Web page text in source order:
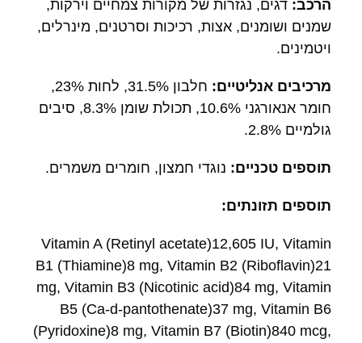
הרכב: דגים, נגזרות של מקורות צמחיים וירקות,
שמנים ושומנים, אצות, רכיכות וסרטנים, מינרלים,
ויטמינים.
מרכיבים אנליטיים:
חלבון 31.5%, לחות 23%,
חומר אנאורגני 10.6%, תכולת שומן 8.3%, סיבים
גולמיים 2.8%.
תוספים טכניים: נוגדי חמצון, חומרים משמרים.
תוספים תזונתים:
Vitamin A (Retinyl acetate)12,605 IU, Vitamin
B1 (Thiamine)8 mg, Vitamin B2 (Riboflavin)21
mg, Vitamin B3 (Nicotinic acid)84 mg, Vitamin
B5 (Ca-d-pantothenate)37 mg, Vitamin B6
(Pyridoxine)8 mg, Vitamin B7 (Biotin)840 mcg,